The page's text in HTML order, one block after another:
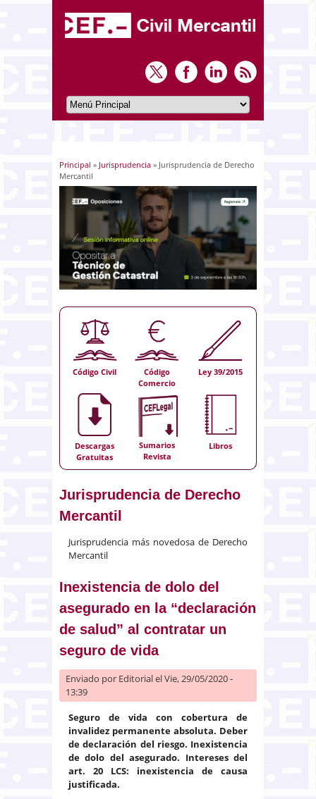
Usted está aquí
Principal » Jurisprudencia » Jurisprudencia de Derecho
Mercantil
Código Civil
Código
Comercio
Ley 39/2015
Descargas
Gratuitas
Sumarios
Revista
Libros
Jurisprudencia de Derecho
Mercantil
Jurisprudencia más novedosa de Derecho
Mercantil
Inexistencia de dolo del
asegurado en la “declaración
de salud” al contratar un
seguro de vida
Enviado por Editorialel Vie, 29/05/2020 -
13:39
Seguro de vida con cobertura de
invalidez permanente absoluta. Deber
de declaración del riesgo. Inexistencia
de dolo del asegurado. Intereses del
art. 20 LCS: inexistencia de causa
justificada.